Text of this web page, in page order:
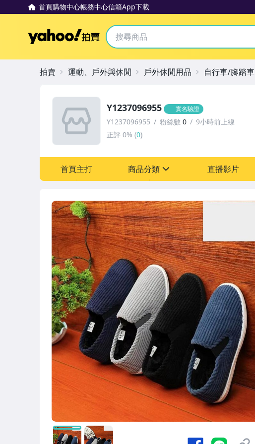
首頁購物中心帳務中心信箱App下載
Yahoo拍賣
Y1237096955 實名驗證
Y1237096955 粉絲數 0
9小時前上線
正評 0% (0)
首頁主打 商品分類
圖書/影音/文具
古董、藝術與礦石
美容保養與彩妝
電腦、平板與周邊
相機、攝影與周邊
運動、戶外與休閒
嬰幼兒與孕婦
汽機車精品百貨
居家、家具與園藝
男性精品與服飾
直播影片
拍賣 運動、戶外與休閒 戶外休閒用品 自行車/腳踏車